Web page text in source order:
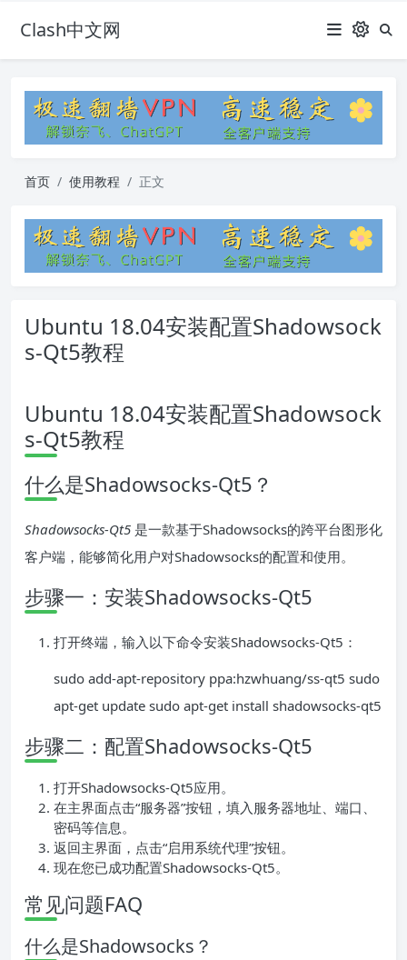
Clash中文网
首页 使用教程 正文
Ubuntu 18.04安装配置Shadowsock
s-Qt5教程
Ubuntu 18.04安装配置Shadowsock
s-Qt5教程
什么是Shadowsocks-Qt5？
Shadowsocks-Qt5 是一款基于Shadowsocks的跨平台图形化
客户端，能够简化用户对Shadowsocks的配置和使用。
步骤一：安装Shadowsocks-Qt5
打开终端，输入以下命令安装Shadowsocks-Qt5：
sudo add-apt-repository ppa:hzwhuang/ss-qt5 sudo
apt-get update sudo apt-get install shadowsocks-qt5
步骤二：配置Shadowsocks-Qt5
打开Shadowsocks-Qt5应用。
在主界面点击“服务器”按钮，填入服务器地址、端口、
密码等信息。
返回主界面，点击“启用系统代理”按钮。
现在您已成功配置Shadowsocks-Qt5。
常见问题FAQ
什么是Shadowsocks？